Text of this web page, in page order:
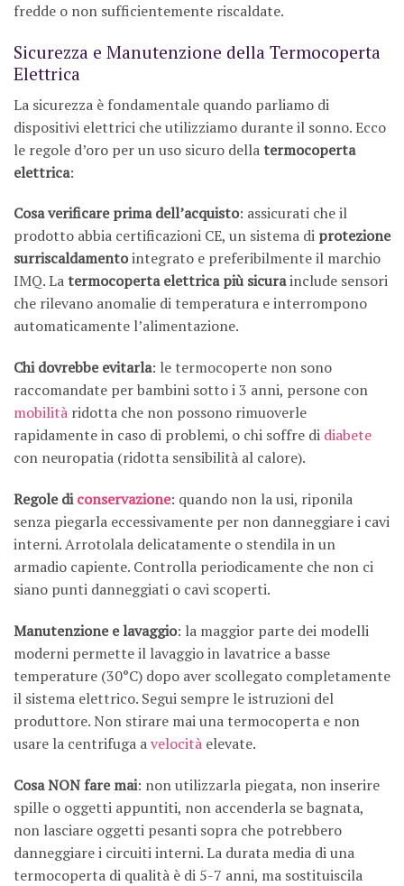
fredde o non sufficientemente riscaldate.
Sicurezza e Manutenzione della Termocoperta
Elettrica
La sicurezza è fondamentale quando parliamo di
dispositivi elettrici che utilizziamo durante il sonno. Ecco
le regole d’oro per un uso sicuro dellatermocoperta
elettrica:
Cosa verificare prima dell’acquisto: assicurati che il
prodotto abbia certificazioni CE, un sistema di protezione
surriscaldamentointegrato e preferibilmente il marchio
IMQ. Latermocoperta elettrica più sicurainclude sensori
che rilevano anomalie di temperatura e interrompono
automaticamente l’alimentazione.
Chi dovrebbe evitarla: le termocoperte non sono
raccomandate per bambini sotto i 3 anni, persone con
mobilità ridotta che non possono rimuoverle
rapidamente in caso di problemi, o chi soffre di diabete
con neuropatia (ridotta sensibilità al calore).
Regole diconservazione: quando non la usi, riponila
senza piegarla eccessivamente per non danneggiare i cavi
interni. Arrotolala delicatamente o stendila in un
armadio capiente. Controlla periodicamente che non ci
siano punti danneggiati o cavi scoperti.
Manutenzione e lavaggio: la maggior parte dei modelli
moderni permette il lavaggio in lavatrice a basse
temperature (30°C) dopo aver scollegato completamente
il sistema elettrico. Segui sempre le istruzioni del
produttore. Non stirare mai una termocoperta e non
usare la centrifuga avelocità elevate.
Cosa NON fare mai: non utilizzarla piegata, non inserire
spille o oggetti appuntiti, non accenderla se bagnata,
non lasciare oggetti pesanti sopra che potrebbero
danneggiare i circuiti interni. La durata media di una
termocoperta di qualità è di 5-7 anni, ma sostituiscila